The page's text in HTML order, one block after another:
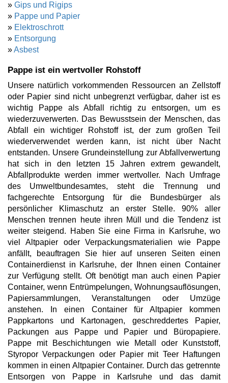
» Gips und Rigips
» Pappe und Papier
» Elektroschrott
» Entsorgung
»Asbest
Pappe ist ein wertvoller Rohstoff
Unsere natürlich vorkommenden Ressourcen an Zellstoff
oder Papier sind nicht unbegrenzt verfügbar, daher ist es
wichtig Pappe als Abfall richtig zu entsorgen, um es
wiederzuverwerten. Das Bewusstsein der Menschen, das
Abfall ein wichtiger Rohstoff ist, der zum großen Teil
wiederverwendet werden kann, ist nicht über Nacht
entstanden. Unsere Grundeinstellung zur Abfallverwertung
hat sich in den letzten 15 Jahren extrem gewandelt,
Abfallprodukte werden immer wertvoller. Nach Umfrage
des Umweltbundesamtes, steht die Trennung und
fachgerechte Entsorgung für die Bundesbürger als
persönlicher Klimaschutz an erster Stelle. 90% aller
Menschen trennen heute ihren Müll und die Tendenz ist
weiter steigend. Haben Sie eine Firma in Karlsruhe, wo
viel Altpapier oder Verpackungsmaterialien wie Pappe
anfällt, beauftragen Sie hier auf unseren Seiten einen
Containerdienst in Karlsruhe, der Ihnen einen Container
zur Verfügung stellt. Oft benötigt man auch einen Papier
Container, wenn Entrümpelungen, Wohnungsauflösungen,
Papiersammlungen, Veranstaltungen oder Umzüge
anstehen. In einen Container für Altpapier kommen
Pappkartons und Kartonagen, geschreddertes Papier,
Packungen aus Pappe und Papier und Büropapiere.
Pappe mit Beschichtungen wie Metall oder Kunststoff,
Styropor Verpackungen oder Papier mit Teer Haftungen
kommen in einen Altpapier Container. Durch das getrennte
Entsorgen von Pappe in Karlsruhe und das damit